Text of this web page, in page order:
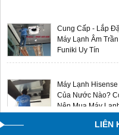
Cung Cấp - Lắp
Máy Lạnh Âm Trần
Funiki Uy Tín
Máy Lạnh Hisense
Của Nước Nào?
Nên Mua Máy
LIÊN